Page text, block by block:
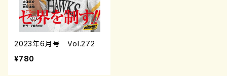
2023年6月号 Vol.272
¥780